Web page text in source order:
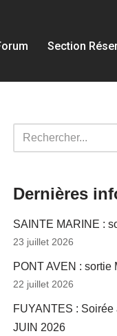
Section
Dernières
SAINTE MARINE :
23 juillet 2026
PONT AVEN : sortie
22 juillet 2026
FUYANTES : Soirée
JUIN 2026